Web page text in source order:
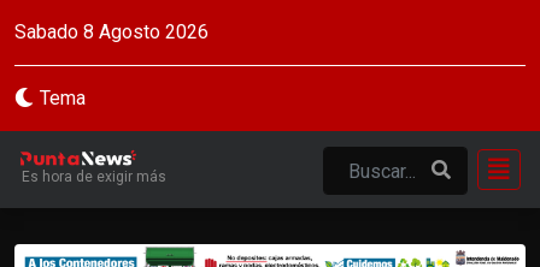
Sabado 8 Agosto 2026
Tema
Es hora de exigir más